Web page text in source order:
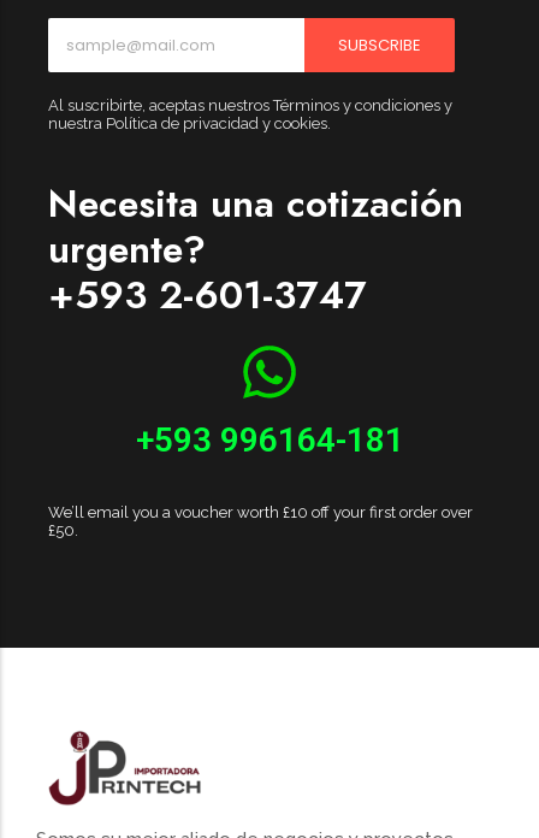
SUBSCRIBE
Al suscribirte, aceptas nuestros Términos y condiciones y
nuestra Política de privacidad y cookies.
Necesita una cotización
urgente?
+593 2-601-3747
+593 996164-181
We’ll email you a voucher worth £10 off your first order over
£50.